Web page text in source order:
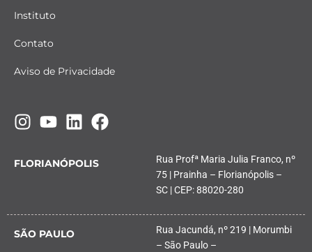
Instituto
Contato
Aviso de Privacidade
FLORIANÓPOLIS
Rua Profª Maria Julia Franco, nº
75 | Prainha – Florianópolis –
SC | CEP: 88020-280
SÃO PAULO
Rua Jacundá, nº 219 | Morumbi
– São Paulo –